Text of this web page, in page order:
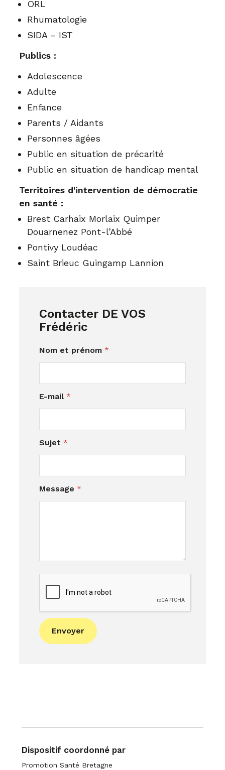
ORL
Rhumatologie
SIDA – IST
Publics :
Adolescence
Adulte
Enfance
Parents / Aidants
Personnes âgées
Public en situation de précarité
Public en situation de handicap mental
Territoires d'intervention de démocratie
en santé :
Brest Carhaix Morlaix Quimper
Douarnenez Pont-l’Abbé
Pontivy Loudéac
Saint Brieuc Guingamp Lannion
Contacter DE VOS
Frédéric
S
e
t
Nom et prénom *
E-mail *
Sujet *
Message *
Envoyer
Dispositif coordonné par
Promotion Santé Bretagne